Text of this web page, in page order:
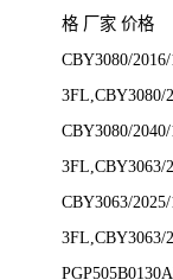
格 厂家 价格
CBY3080/
3FL,CBY3080/
CBY3080/
3FL,CBY3063/
CBY3063/
3FL,CBY3063/